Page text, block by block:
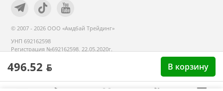
496.52 ƃ В корзину
© 2007 - 2026 ООО «Амдбай Трейдинг»
УНП 692162598
Регистрация №692162598, 22.05.2020г.
реестре с 14 сентября 2020г.